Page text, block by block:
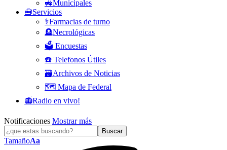
🚜Municipales
🧰Servicios
⚕️Farmacias de turno
🪦Necrológicas
🗳️ Encuestas
☎️ Telefonos Útiles
🗃️Archivos de Noticias
🗺️ Mapa de Federal
📻Radio en vivo!
Notificaciones Mostrar más
TamañoAa